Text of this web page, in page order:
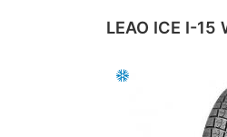
LEAO ICE I-15